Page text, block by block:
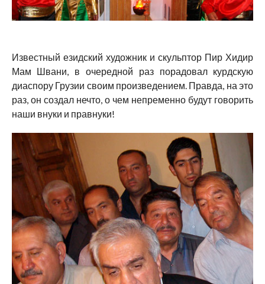
Известный езидский художник и скульптор Пир Хидир
Мам Швани, в очередной раз порадовал курдскую
диаспору Грузии своим произведением. Правда, на это
раз, он создал нечто, о чем непременно будут говорить
наши внуки и правнуки!